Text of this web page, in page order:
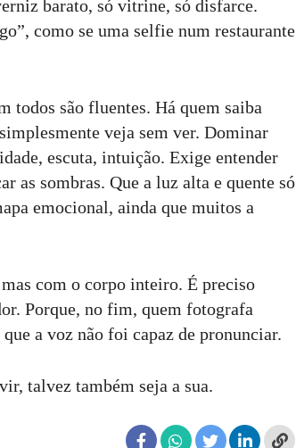
barato, só vitrine, só disfarce.
como se uma selfie num restaurante
todos são fluentes. Há quem saiba
veja sem ver. Dominar
escuta, intuição. Exige entender
as sombras. Que a luz alta e quente só
emocional, ainda que muitos a
com o corpo inteiro. É preciso
Porque, no fim, quem fotografa
a voz não foi capaz de pronunciar.
talvez também seja a sua.